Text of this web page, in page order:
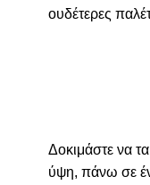
ουδέτερες
Δοκιμάστε να
ύψη, πάνω σε